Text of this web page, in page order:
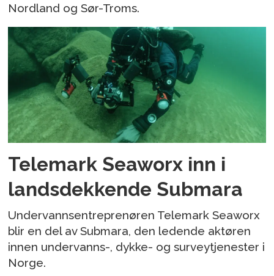
Nordland og Sør-Troms.
Telemark Seaworx inn i
landsdekkende Submara
Undervannsentreprenøren Telemark Seaworx
blir en del av Submara, den ledende aktøren
innen undervanns-, dykke- og surveytjenester i
Norge.